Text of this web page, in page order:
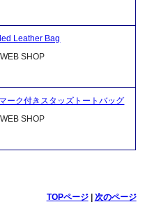
Leather Bag
SHOP
ーク付きスタッズトートバッグ
SHOP
TOPページ| 次のページ